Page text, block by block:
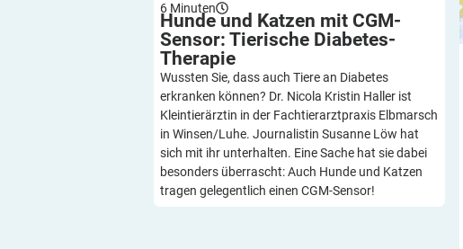
6 Minuten
Hunde und Katzen mit CGM-
Sensor: Tierische Diabetes-
Therapie
Wussten Sie, dass auch Tiere an Diabetes
erkranken können? Dr. Nicola Kristin Haller ist
Kleintierärztin in der Fachtierarztpraxis Elbmarsch
in Winsen/Luhe. Journalistin Susanne Löw hat
sich mit ihr unterhalten. Eine Sache hat sie dabei
besonders überrascht: Auch Hunde und Katzen
tragen gelegentlich einen CGM-Sensor!